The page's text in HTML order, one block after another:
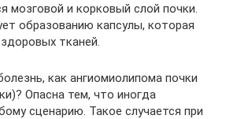
мозговой и корковый слой почки.
образованию капсулы, которая
тканей.
как ангиомиолипома почки
Опасна тем, что иногда
сценарию. Такое случается при